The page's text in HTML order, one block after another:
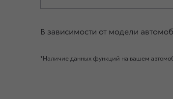
В зависимости от модели
*Наличие данных функций на вашем